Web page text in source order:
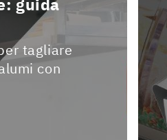
guida
tagliare
con